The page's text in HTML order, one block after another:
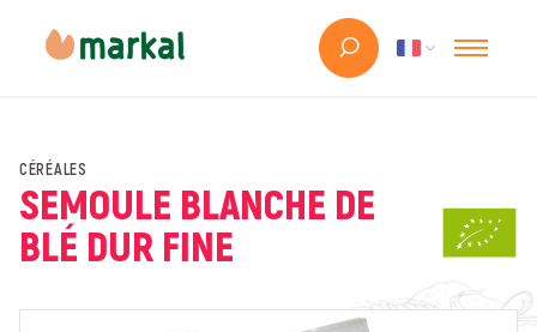
CÉRÉALES
SEMOULE BLANCHE DE
BLÉ DUR FINE